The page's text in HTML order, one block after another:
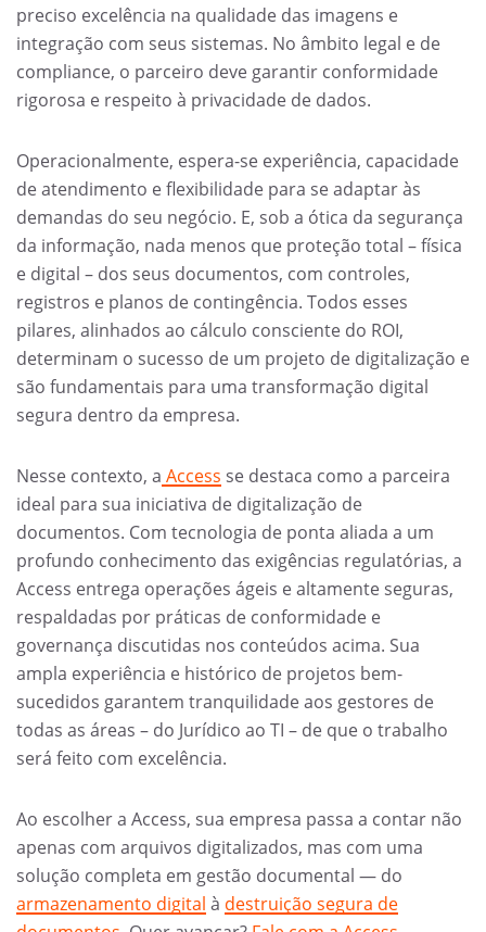
preciso excelência na qualidade das imagens e
integração com seus sistemas. No âmbito legal e de
compliance, o parceiro deve garantir conformidade
rigorosa e respeito à privacidade de dados.
Operacionalmente, espera-se experiência, capacidade
de atendimento e flexibilidade para se adaptar às
demandas do seu negócio. E, sob a ótica da segurança
da informação, nada menos que proteção total – física
e digital – dos seus documentos, com controles,
registros e planos de contingência. Todos esses
pilares, alinhados ao cálculo consciente do ROI,
determinam o sucesso de um projeto de digitalização e
são fundamentais para uma transformação digital
segura dentro da empresa.
Nesse contexto, a Access se destaca como a parceira
ideal para sua iniciativa de digitalização de
documentos. Com tecnologia de ponta aliada a um
profundo conhecimento das exigências regulatórias, a
Access entrega operações ágeis e altamente seguras,
respaldadas por práticas de conformidade e
governança discutidas nos conteúdos acima. Sua
ampla experiência e histórico de projetos bem-
sucedidos garantem tranquilidade aos gestores de
todas as áreas – do Jurídico ao TI – de que o trabalho
será feito com excelência.
Ao escolher a Access, sua empresa passa a contar não
apenas com arquivos digitalizados, mas com uma
solução completa em gestão documental — do
armazenamento digital à destruição segura de